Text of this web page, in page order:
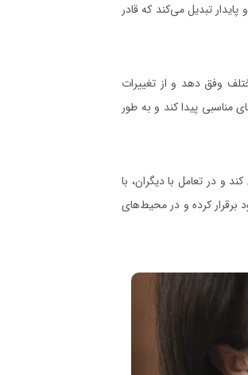
تبدیل می‌کند که قادر
وفق دهد و از تغییرات
مناسبی پیدا کند و به طور
و در تعامل با دیگران، با
برقرار کرده و در محیط‌های